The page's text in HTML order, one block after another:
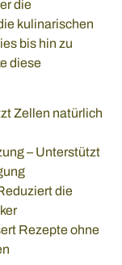
die
kulinarischen
bis hin zu
diese
Zellen natürlich
– Unterstützt
die
Rezepte ohne